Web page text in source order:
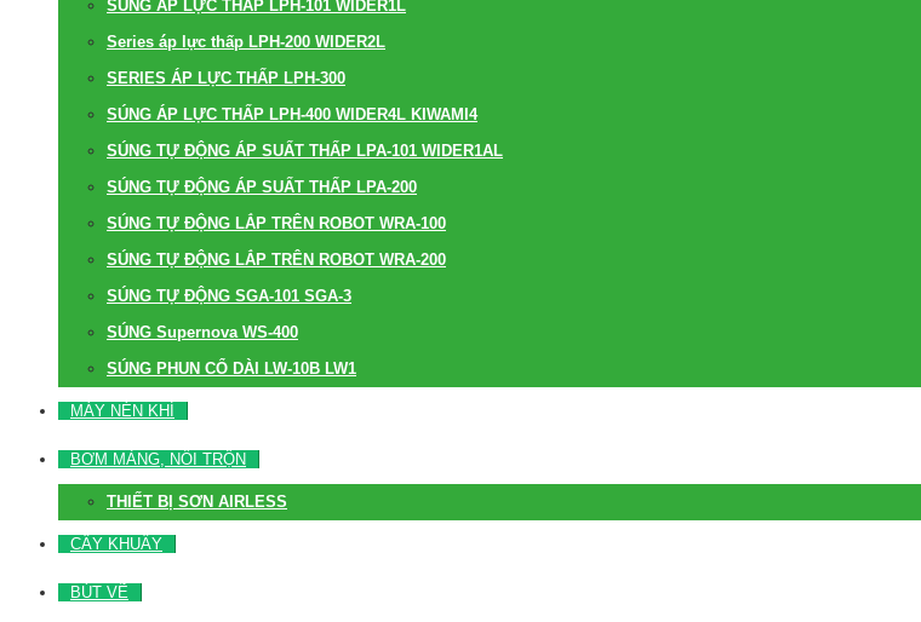
SÚNG ÁP LỰC THẤP LPH-101 WIDER1L
Series áp lực thấp LPH-200 WIDER2L
SERIES ÁP LỰC THẤP LPH-300
SÚNG ÁP LỰC THẤP LPH-400 WIDER4L KIWAMI4
SÚNG TỰ ĐỘNG ÁP SUẤT THẤP LPA-101 WIDER1AL
SÚNG TỰ ĐỘNG ÁP SUẤT THẤP LPA-200
SÚNG TỰ ĐỘNG LẮP TRÊN ROBOT WRA-100
SÚNG TỰ ĐỘNG LẮP TRÊN ROBOT WRA-200
SÚNG TỰ ĐỘNG SGA-101 SGA-3
SÚNG Supernova WS-400
SÚNG PHUN CỔ DÀI LW-10B LW1
MÁY NÉN KHÍ
BƠM MÀNG, NỒI TRỘN
THIẾT BỊ SƠN AIRLESS
CÂY KHUẤY
BÚT VẼ